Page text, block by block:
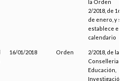
la Orden
2/2018, de 16
de enero, y se
establece el
calendario
16/01/2018 Orden
2/2018, de la
Conselleria de
Educación,
Investigación,